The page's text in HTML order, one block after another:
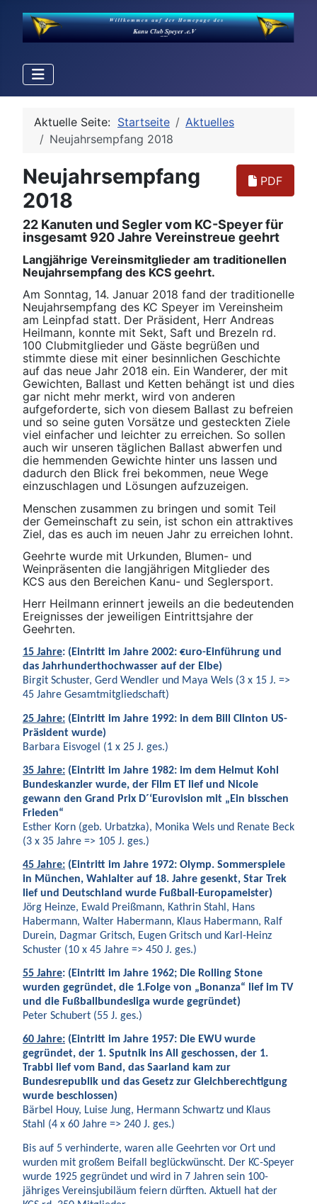
Aktuelle Seite: Startseite
Aktuelles
Neujahrsempfang 2018
PDF
Neujahrsempfang
2018
22 Kanuten und Segler vom KC-Speyer für
insgesamt 920 Jahre Vereinstreue geehrt
Langjährige Vereinsmitglieder am traditionellen
Neujahrsempfang des KCS geehrt.
Am Sonntag, 14. Januar 2018 fand der traditionelle
Neujahrsempfang des KC Speyer im Vereinsheim
am Leinpfad statt. Der Präsident, Herr Andreas
Heilmann, konnte mit Sekt, Saft und Brezeln rd.
100 Clubmitglieder und Gäste begrüßen und
stimmte diese mit einer besinnlichen Geschichte
auf das neue Jahr 2018 ein. Ein Wanderer, der mit
Gewichten, Ballast und Ketten behängt ist und dies
gar nicht mehr merkt, wird von anderen
aufgeforderte, sich von diesem Ballast zu befreien
und so seine guten Vorsätze und gesteckten Ziele
viel einfacher und leichter zu erreichen. So sollen
auch wir unseren täglichen Ballast abwerfen und
die hemmenden Gewichte hinter uns lassen und
dadurch den Blick frei bekommen, neue Wege
einzuschlagen und Lösungen aufzuzeigen.
Menschen zusammen zu bringen und somit Teil
der Gemeinschaft zu sein, ist schon ein attraktives
Ziel, das es auch im neuen Jahr zu erreichen lohnt.
Geehrte wurde mit Urkunden, Blumen- und
Weinpräsenten die langjährigen Mitglieder des
KCS aus den Bereichen Kanu- und Seglersport.
Herr Heilmann erinnert jeweils an die bedeutenden
Ereignisses der jeweiligen Eintrittsjahre der
Geehrten.
15 Jahre: (Eintritt im Jahre 2002: €uro-Einführung und
das Jahrhunderthochwasser auf der Elbe)
Birgit Schuster, Gerd Wendler und Maya Wels (3 x 15 J. =>
45 Jahre Gesamtmitgliedschaft)
25 Jahre: (Eintritt im Jahre 1992: in dem Bill Clinton US-
Präsident wurde)
Barbara Eisvogel (1 x 25 J. ges.)
35 Jahre: (Eintritt im Jahre 1982: im dem Helmut Kohl
Bundeskanzler wurde, der Film ET lief und Nicole
gewann den Grand Prix D´‘Eurovision mit „Ein bisschen
Frieden“
Esther Korn (geb. Urbatzka), Monika Wels und Renate Beck
(3 x 35 Jahre => 105 J. ges.)
45 Jahre: (Eintritt im Jahre 1972: Olymp. Sommerspiele
in München, Wahlalter auf 18. Jahre gesenkt, Star Trek
lief und Deutschland wurde Fußball-Europameister)
Jörg Heinze, Ewald Preißmann, Kathrin Stahl, Hans
Habermann, Walter Habermann, Klaus Habermann, Ralf
Durein, Dagmar Gritsch, Eugen Gritsch und Karl-Heinz
Schuster (10 x 45 Jahre => 450 J. ges.)
55 Jahre: (Eintritt im Jahre 1962; Die Rolling Stone
wurden gegründet, die 1.Folge von „Bonanza“ lief im TV
und die Fußballbundesliga wurde gegründet)
Peter Schubert (55 J. ges.)
60 Jahre: (Eintritt im Jahre 1957: Die EWU wurde
gegründet, der 1. Sputnik ins All geschossen, der 1.
Trabbi lief vom Band, das Saarland kam zur
Bundesrepublik und das Gesetz zur Gleichberechtigung
wurde beschlossen)
Bärbel Houy, Luise Jung, Hermann Schwartz und Klaus
Stahl (4 x 60 Jahre => 240 J. ges.)
Bis auf 5 verhinderte, waren alle Geehrten vor Ort und
wurden mit großem Beifall beglückwünscht. Der KC-Speyer
wurde 1925 gegründet und wird in 7 Jahren sein 100-
jähriges Vereinsjubiläum feiern dürften. Aktuell hat der